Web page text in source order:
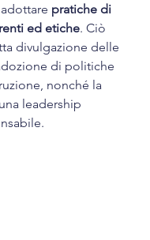
pratiche di
ed etiche. Ciò
divulgazione delle
di politiche
nonché la
leadership